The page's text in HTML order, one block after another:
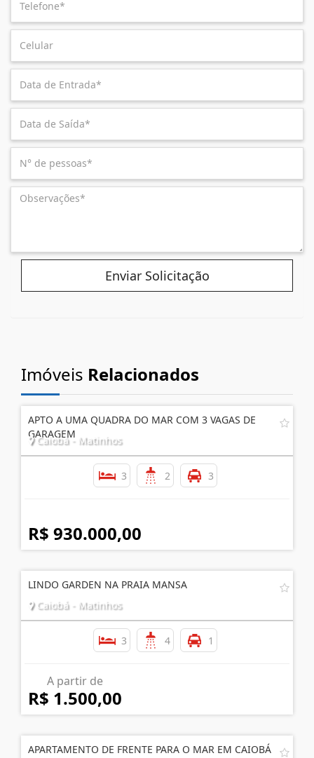
Enviar Solicitação
Imóveis Relacionados
APTO A UMA QUADRA DO MAR COM 3 VAGAS DE
GARAGEM
Caiobá - Matinhos
3 2 3
R$ 930.000,00
LINDO GARDEN NA PRAIA MANSA
Caiobá - Matinhos
3 4 1
A partir de
R$ 1.500,00
APARTAMENTO DE FRENTE PARA O MAR EM CAIOBÁ